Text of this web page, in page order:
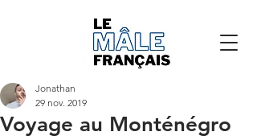
Voyage au Monténégro
Jonathan
29 nov. 2019